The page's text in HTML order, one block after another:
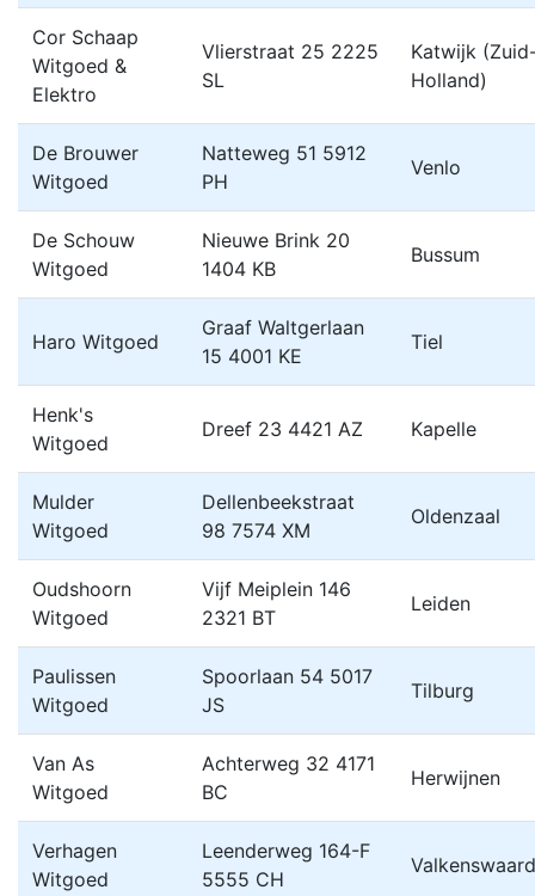
Cor Schaap
Witgoed &
Elektro
Vlierstraat 25 2225
SL
Katwijk
Holland)
De Brouwer
Witgoed
Natteweg 51 5912
PH
Venlo
De Schouw
Witgoed
Nieuwe Brink 20
1404 KB
Bussum
Haro Witgoed
Graaf Waltgerlaan
15 4001 KE
Tiel
Henk's
Witgoed
Dreef 23 4421 AZ Kapelle
Mulder
Witgoed
Dellenbeekstraat
98 7574 XM
Oldenzaal
Oudshoorn
Witgoed
Vijf Meiplein 146
2321 BT
Leiden
Paulissen
Witgoed
Spoorlaan 54 5017
JS
Tilburg
Van As
Witgoed
Achterweg 32 4171
BC
Herwijnen
Verhagen
Witgoed
Leenderweg 164-F
5555 CH
Valkenswaard